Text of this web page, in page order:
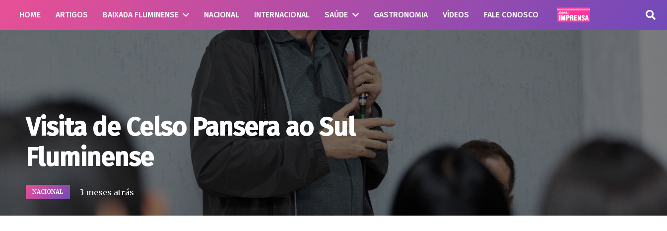
HOME ARTIGOS BAIXADA FLUMINENSE NACIONAL INTERNACIONAL SAÚDE GASTRONOMIA VÍDEOS FALE CONOSCO
Visita de Celso Pansera ao Sul
Fluminense
NACIONAL 3 meses atrás